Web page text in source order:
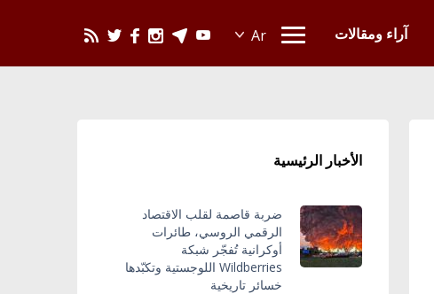
آراء ومقالات
الأخبار الرئيسية
ضربة قاصمة لقلب الاقتصاد
الرقمي الروسي، طائرات
أوكرانية تُفجّر شبكة
Wildberries اللوجستية وتكبّدها
خسائر تاريخية